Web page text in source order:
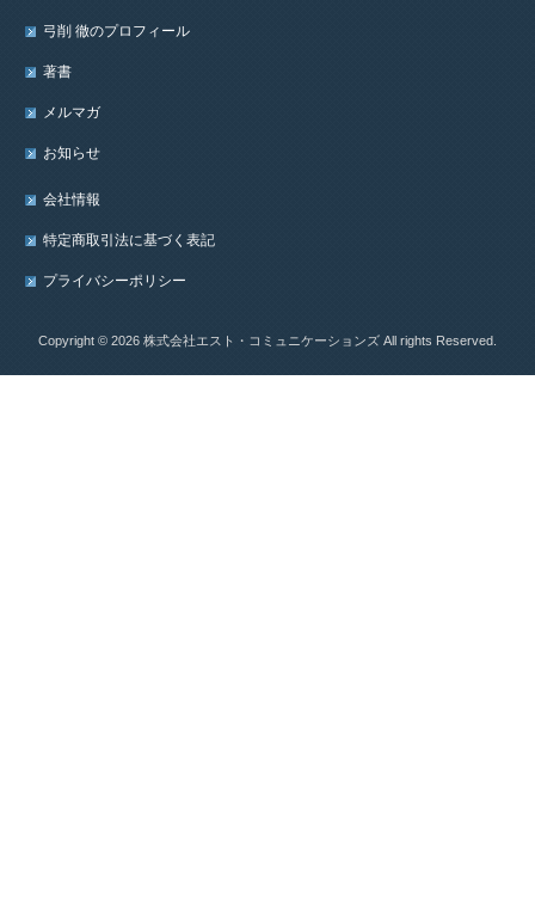
弓削 徹のプロフィール
著書
メルマガ
お知らせ
会社情報
特定商取引法に基づく表記
プライバシーポリシー
Copyright © 2026 株式会社エスト・コミュニケーションズ All rights Reserved.